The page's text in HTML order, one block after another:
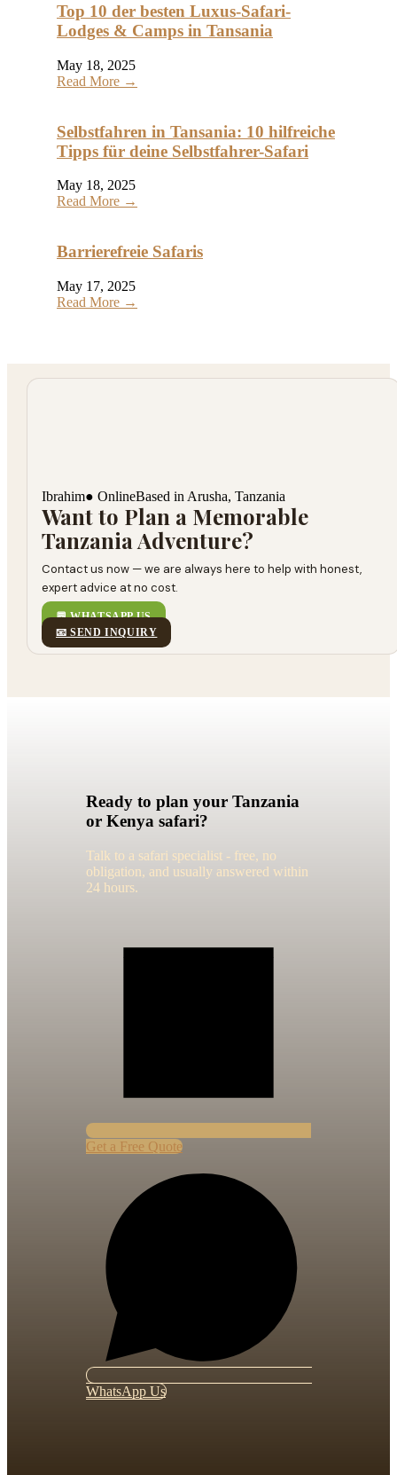
Top 10 der besten Luxus-Safari-
Lodges & Camps in Tansania
May 18, 2025
Read More →
Selbstfahren in Tansania: 10 hilfreiche
Tipps für deine Selbstfahrer-Safari
May 18, 2025
Read More →
Barrierefreie Safaris
May 17, 2025
Read More →
Ibrahim● OnlineBased in Arusha, Tanzania
Want to Plan a Memorable
Tanzania Adventure?
Contact us now — we are always here to help with honest,
expert advice at no cost.
💬 WHATSAPP US
📧 SEND INQUIRY
Ready to plan your Tanzania
or Kenya safari?
Talk to a safari specialist - free, no
obligation, and usually answered within
24 hours.
Get a Free Quote
WhatsApp Us